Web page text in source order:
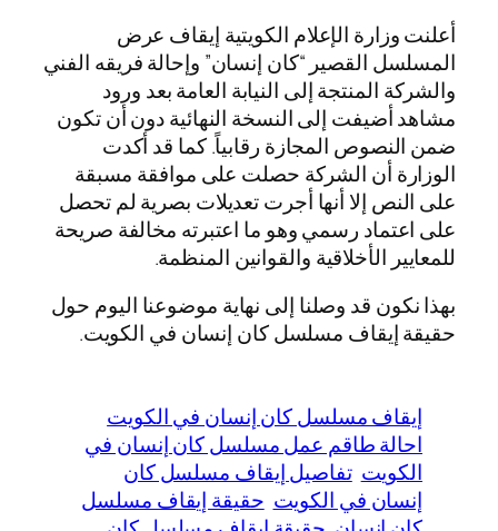
أعلنت وزارة الإعلام الكويتية إيقاف عرض
المسلسل القصير “كان إنسان” وإحالة فريقه الفني
والشركة المنتجة إلى النيابة العامة بعد ورود
مشاهد أضيفت إلى النسخة النهائية دون أن تكون
ضمن النصوص المجازة رقابياً. كما قد أكدت
الوزارة أن الشركة حصلت على موافقة مسبقة
على النص إلا أنها أجرت تعديلات بصرية لم تحصل
على اعتماد رسمي وهو ما اعتبرته مخالفة صريحة
للمعايير الأخلاقية والقوانين المنظمة.
بهذا نكون قد وصلنا إلى نهاية موضوعنا اليوم حول
حقيقة إيقاف مسلسل كان إنسان في الكويت.
إيقاف مسلسل كان إنسان في الكويت
احالة طاقم عمل مسلسل كان إنسان في
الكويت تفاصيل إيقاف مسلسل كان
إنسان في الكويت حقيقة إيقاف مسلسل